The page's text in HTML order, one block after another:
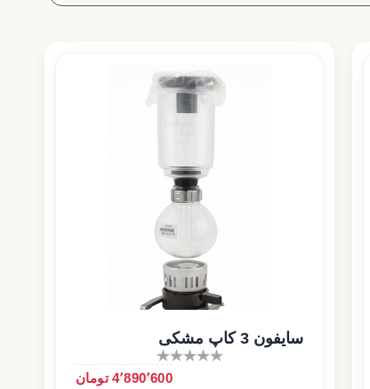
سایفون 3 کاپ مشکی
4٬890٬600 تومان